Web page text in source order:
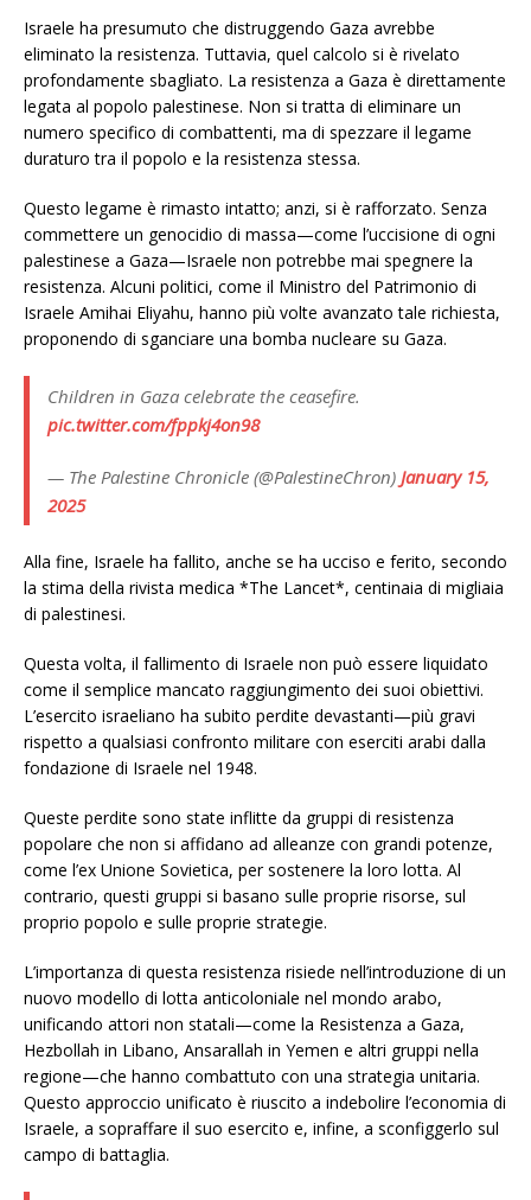
Israele ha presumuto che distruggendo Gaza avrebbe
eliminato la resistenza. Tuttavia, quel calcolo si è rivelato
profondamente sbagliato. La resistenza a Gaza è direttamente
legata al popolo palestinese. Non si tratta di eliminare un
numero specifico di combattenti, ma di spezzare il legame
duraturo tra il popolo e la resistenza stessa.
Questo legame è rimasto intatto; anzi, si è rafforzato. Senza
commettere un genocidio di massa—come l’uccisione di ogni
palestinese a Gaza—Israele non potrebbe mai spegnere la
resistenza. Alcuni politici, come il Ministro del Patrimonio di
Israele Amihai Eliyahu, hanno più volte avanzato tale richiesta,
proponendo di sganciare una bomba nucleare su Gaza.
Children in Gaza celebrate the ceasefire.
pic.twitter.com/fppkj4on98
— The Palestine Chronicle (@PalestineChron) January 15,
2025
Alla fine, Israele ha fallito, anche se ha ucciso e ferito, secondo
la stima della rivista medica *The Lancet*, centinaia di migliaia
di palestinesi.
Questa volta, il fallimento di Israele non può essere liquidato
come il semplice mancato raggiungimento dei suoi obiettivi.
L’esercito israeliano ha subito perdite devastanti—più gravi
rispetto a qualsiasi confronto militare con eserciti arabi dalla
fondazione di Israele nel 1948.
Queste perdite sono state inflitte da gruppi di resistenza
popolare che non si affidano ad alleanze con grandi potenze,
come l’ex Unione Sovietica, per sostenere la loro lotta. Al
contrario, questi gruppi si basano sulle proprie risorse, sul
proprio popolo e sulle proprie strategie.
L’importanza di questa resistenza risiede nell’introduzione di un
nuovo modello di lotta anticoloniale nel mondo arabo,
unificando attori non statali—come la Resistenza a Gaza,
Hezbollah in Libano, Ansarallah in Yemen e altri gruppi nella
regione—che hanno combattuto con una strategia unitaria.
Questo approccio unificato è riuscito a indebolire l’economia di
Israele, a sopraffare il suo esercito e, infine, a sconfiggerlo sul
campo di battaglia.